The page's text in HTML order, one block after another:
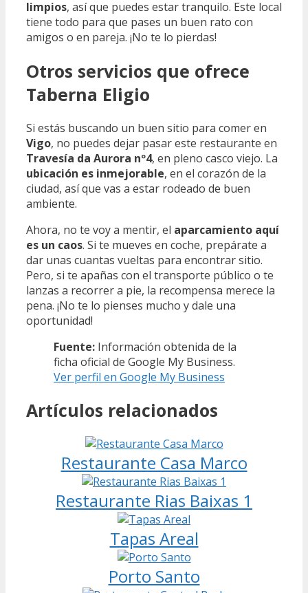
limpios, así que puedes estar tranquilo. Este local
tiene todo para que pases un buen rato con
amigos o en pareja. ¡No te lo pierdas!
Otros servicios que ofrece
Taberna Eligio
Si estás buscando un buen sitio para comer en
Vigo, no puedes dejar pasar este restaurante en
Travesía da Aurora nº4, en pleno casco viejo. La
ubicación es inmejorable, en el corazón de la
ciudad, así que vas a estar rodeado de buen
ambiente.
Ahora, no te voy a mentir, el aparcamiento aquí
es un caos. Si te mueves en coche, prepárate a
dar unas cuantas vueltas para encontrar sitio.
Pero, si te apañas con el transporte público o te
lanzas a recorrer a pie, la recompensa merece la
pena. ¡No te lo pienses mucho y dale una
oportunidad!
Fuente: Información obtenida de la
ficha oficial de Google My Business.
Ver perfil en Google My Business
Artículos relacionados
Restaurante Casa Marco
Restaurante Rias Baixas 1
Tapas Areal
Porto Santo